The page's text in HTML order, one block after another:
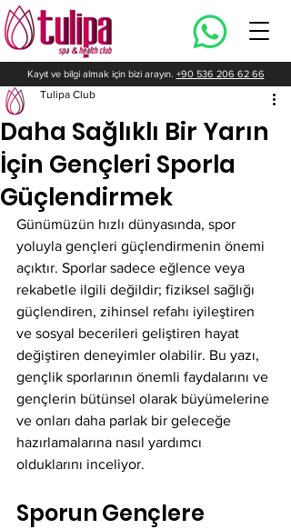
Kayıt ve bilgi almak için bizi arayın. +90 536 206 62 66
Daha Sağlıklı Bir Yarın
İçin Gençleri Sporla
Güçlendirmek
Tulipa Club
Günümüzün hızlı dünyasında, spor
yoluyla gençleri güçlendirmenin önemi
açıktır. Sporlar sadece eğlence veya
rekabetle ilgili değildir; fiziksel sağlığı
güçlendiren, zihinsel refahı iyileştiren
ve sosyal becerileri geliştiren hayat
değiştiren deneyimler olabilir. Bu yazı,
gençlik sporlarının önemli faydalarını ve
gençlerin bütünsel olarak büyümelerine
ve onları daha parlak bir geleceğe
hazırlamalarına nasıl yardımcı
olduklarını inceliyor.
Sporun Gençlere